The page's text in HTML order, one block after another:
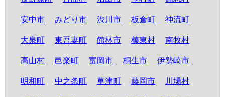
安中市 みどり市 渋川市 板倉町 神流町
大泉町 東吾妻町 館林市 榛東村 南牧村
高山村 邑楽町 富岡市 桐生市 伊勢崎市
明和町 中之条町 草津町 藤岡市 川場村